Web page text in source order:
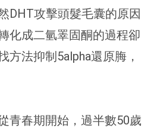
DHT攻擊頭髮毛囊的原因
化成二氫睪固酮的過程卻
方法抑制5alpha還原脢，
青春期開始，過半數50歲